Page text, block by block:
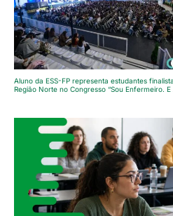
Aluno da ESS-FP representa estudantes
Região Norte no Congresso “Sou Enfermeiro. E